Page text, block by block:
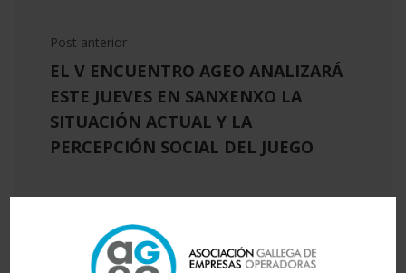
Post anterior
EL V ENCUENTRO AGEO ANALIZARÁ
ESTE JUEVES EN SANXENXO LA
SITUACIÓN ACTUAL Y LA
PERCEPCIÓN SOCIAL DEL JUEGO
Siguiente post